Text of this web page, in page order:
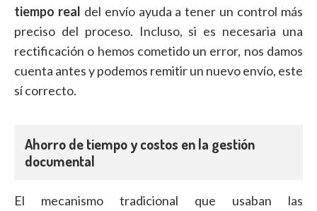
tiempo real del envío ayuda a tener un control más
preciso del proceso. Incluso, si es necesaria una
rectificación o hemos cometido un error, nos damos
cuenta antes y podemos remitir un nuevo envío, este
sí correcto.
Ahorro de tiempo y costos en la gestión
documental
El mecanismo tradicional que usaban las